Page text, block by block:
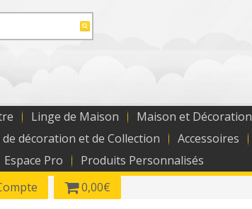
Linge de Maison Maison et Décoration
décoration et de Collection Accessoires
Espace Pro Produits Personnalisés
0,00€